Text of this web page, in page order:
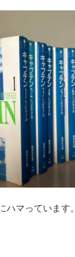
ハマっています。